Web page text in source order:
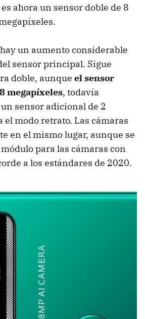
ahora un sensor doble de 8
un aumento considerable
sensor principal. Sigue
doble, aunque el sensor
megapíxeles, todavía
sensor adicional de 2
el modo retrato. Las cámaras
en el mismo lugar, aunque se
para las cámaras con
a los estándares de 2020.